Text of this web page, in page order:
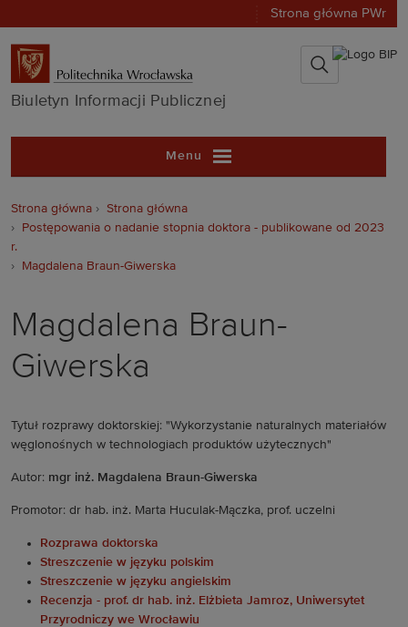
Strona główna PWr
Biuletyn
Biuletyn Informacji Publicznej
Menu
Strona główna
Strona główna
Postępowania o nadanie stopnia doktora - publikowane od 2023
r.
Magdalena Braun-Giwerska
Magdalena Braun-
Giwerska
Tytuł rozprawy doktorskiej: "Wykorzystanie naturalnych materiałów
węglonośnych w technologiach produktów użytecznych"
Autor: mgr inż. Magdalena Braun-Giwerska
Promotor: dr hab. inż. Marta Huculak-Mączka, prof. uczelni
Rozprawa doktorska
Streszczenie w języku polskim
Streszczenie w języku angielskim
Recenzja - prof. dr hab. inż. Elżbieta Jamroz, Uniwersytet
Przyrodniczy we Wrocławiu